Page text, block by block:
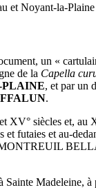
et Noyant-la-
un «
de la Capella
PLAINE, et par un
.
XV° siècles et,
futaies et au-
Madeleine,